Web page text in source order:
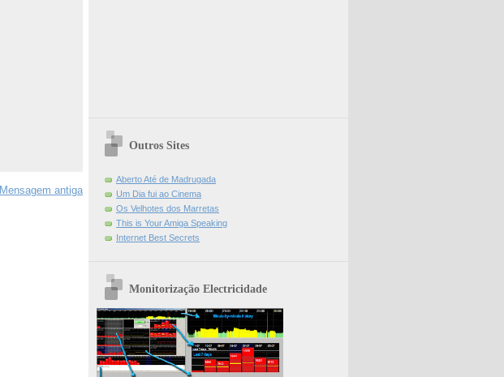
Mensagem antiga
Outros Sites
Aberto Até de Madrugada
Um Dia fui ao Cinema
Os Velhotes dos Marretas
This is Your Amiga Speaking
Internet Best Secrets
Monitorização Electricidade